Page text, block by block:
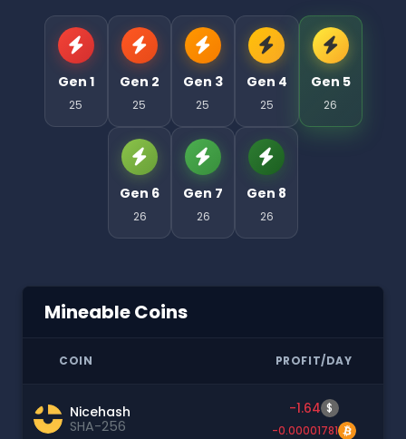
Gen 1
25
Gen 2
25
Gen 3
25
Gen 4
25
Gen 5
26
Gen 6
26
Gen 7
26
Gen 8
26
Mineable Coins
COIN PROFIT/DAY
Nicehash
SHA-256
-1.64 $
-0.00001781